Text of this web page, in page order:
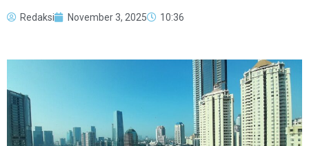
Redaksi November 3, 2025 10:36